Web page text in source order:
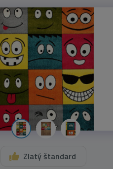
Zlatý štandard